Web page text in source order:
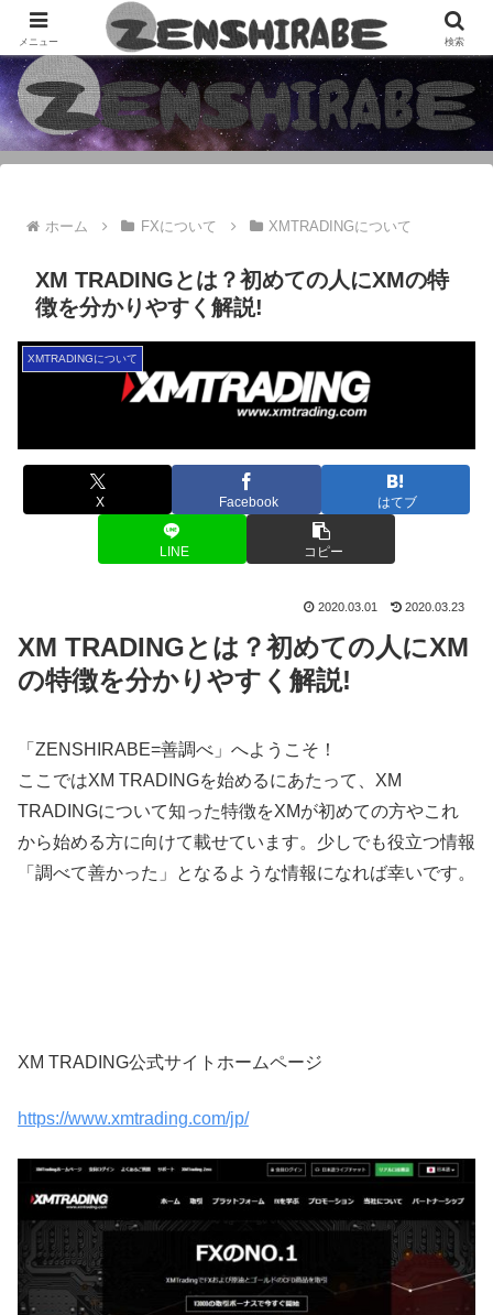
「気になる・知りたい」から「ZENSHIRABE=善調べ」による情報サイト
ホーム FXについて XMTRADINGについて
XM TRADINGとは？初めての人にXMの特
徴を分かりやすく解説!
XMTRADINGについて
X Facebook はてブ
LINE コピー
2020.03.01 2020.03.23
XM TRADINGとは？初めての人にXM
の特徴を分かりやすく解説!
「ZENSHIRABE=善調べ」へようこそ！
ここではXM TRADINGを始めるにあたって、XM
TRADINGについて知った特徴をXMが初めての方やこれ
から始める方に向けて載せています。少しでも役立つ情報
「調べて善かった」となるような情報になれば幸いです。
XM TRADING公式サイトホームページ
https://www.xmtrading.com/jp/
メニュー 検索